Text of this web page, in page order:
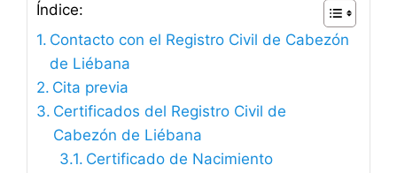
Índice:
Contacto con el Registro Civil de Cabezón
de Liébana
Cita previa
Certificados del Registro Civil de
Cabezón de Liébana
Certificado de Nacimiento